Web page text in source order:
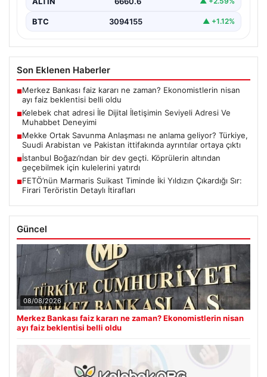
BTC 3094155 ▲ +1.12%
Son Eklenen Haberler
■Merkez Bankası faiz kararı ne zaman? Ekonomistlerin nisan
ayı faiz beklentisi belli oldu
■Kelebek chat adresi İle Dijital İletişimin Seviyeli Adresi Ve
Muhabbet Deneyimi
■Mekke Ortak Savunma Anlaşması ne anlama geliyor? Türkiye,
Suudi Arabistan ve Pakistan ittifakında ayrıntılar ortaya çıktı
■İstanbul Boğazı’ndan bir dev geçti. Köprülerin altından
geçebilmek için kulelerini yatırdı
■FETÖ’nün Marmaris Suikast Timinde İki Yıldızın Çıkardığı Sır:
Firari Teröristin Detaylı İtirafları
Güncel
08/08/2026
Merkez Bankası faiz kararı ne zaman? Ekonomistlerin nisan
ayı faiz beklentisi belli oldu